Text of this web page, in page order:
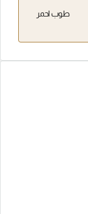
طوب احمر